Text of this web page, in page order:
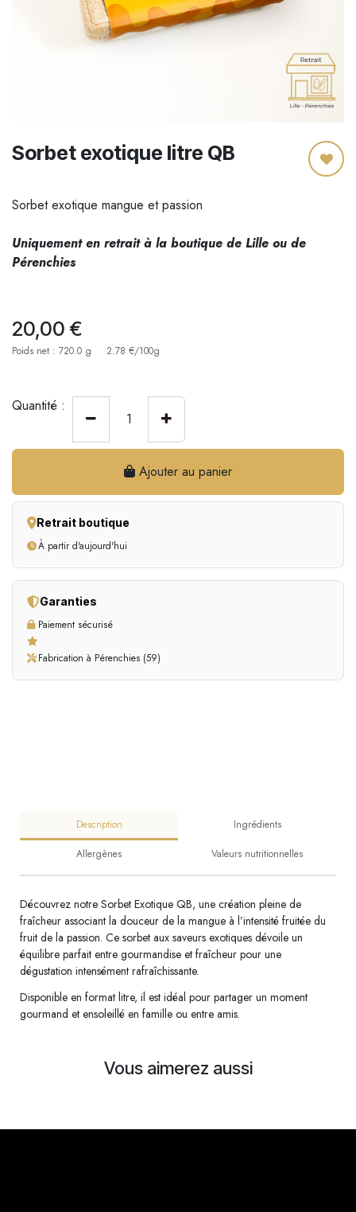
Sorbet exotique litre QB
Sorbet exotique mangue et passion
Uniquement en retrait à la boutique de Lille ou de
Pérenchies
20,00 €
Poids net : 720.0 g 2.78 €/100g
Quantité :
Ajouter au panier
Retrait boutique
À partir d'aujourd'hui
Garanties
Paiement sécurisé
Fabrication à Pérenchies (59)
Description Ingrédients
Allergènes Valeurs nutritionnelles
Découvrez notre Sorbet Exotique QB, une création pleine de
fraîcheur associant la douceur de la mangue à l’intensité fruitée du
fruit de la passion. Ce sorbet aux saveurs exotiques dévoile un
équilibre parfait entre gourmandise et fraîcheur pour une
dégustation intensément rafraîchissante.
Disponible en format litre, il est idéal pour partager un moment
gourmand et ensoleillé en famille ou entre amis.
Vous aimerez aussi